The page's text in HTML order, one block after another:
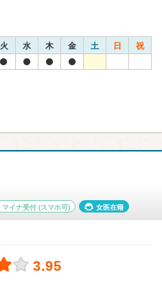
火 水 木 金 土 日 祝
マイナ受付 (スマホ可) 女医在籍
3.95